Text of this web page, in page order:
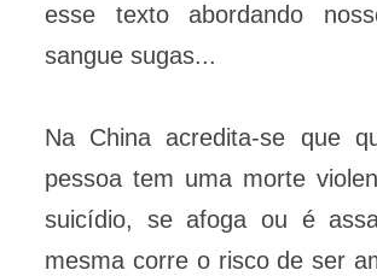
esse texto abordando
sangue sugas...
Na China acredita-se que
pessoa tem uma morte
suicídio, se afoga ou é
mesma corre o risco de ser